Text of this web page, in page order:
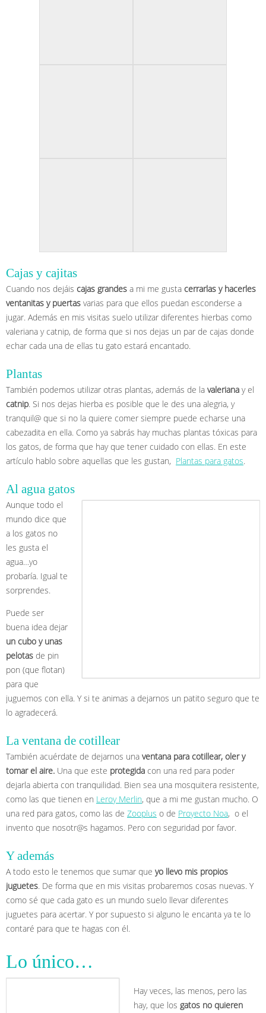
Cajas y cajitas
Cuando nos dejáis cajas grandes a mi me gusta cerrarlas y hacerles
ventanitas y puertas varias para que ellos puedan esconderse a
jugar. Además en mis visitas suelo utilizar diferentes hierbas como
valeriana y catnip, de forma que si nos dejas un par de cajas donde
echar cada una de ellas tu gato estará encantado.
Plantas
También podemos utilizar otras plantas, además de la valeriana y el
catnip. Si nos dejas hierba es posible que le des una alegria, y
tranquil@ que si no la quiere comer siempre puede echarse una
cabezadita en ella. Como ya sabrás hay muchas plantas tóxicas para
los gatos, de forma que hay que tener cuidado con ellas. En este
artículo hablo sobre aquellas que les gustan, Plantas para gatos.
Al agua gatos
Aunque todo el
mundo dice que
a los gatos no
les gusta el
agua…yo
probaría. Igual te
sorprendes.
Puede ser
buena idea dejar
un cubo y unas
pelotas de pin
pon (que flotan)
para que
juguemos con ella. Y si te animas a dejarnos un patito seguro que te
lo agradecerá.
La ventana de cotillear
También acuérdate de dejarnos una ventana para cotillear, oler y
tomar el aire. Una que este protegida con una red para poder
dejarla abierta con tranquilidad. Bien sea una mosquitera resistente,
como las que tienen en Leroy Merlin, que a mi me gustan mucho. O
una red para gatos, como las de Zooplus o de Proyecto Noa, o el
invento que nosotr@s hagamos. Pero con seguridad por favor.
Y además
A todo esto le tenemos que sumar que yo llevo mis propios
juguetes. De forma que en mis visitas probaremos cosas nuevas. Y
como sé que cada gato es un mundo suelo llevar diferentes
juguetes para acertar. Y por supuesto si alguno le encanta ya te lo
contaré para que te hagas con él.
Lo único…
Hay veces, las menos, pero las
hay, que los gatos no quieren